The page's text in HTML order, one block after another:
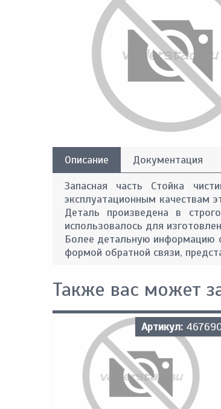
Описание Документация
Запасная часть Стойка
эксплуатационным качествам
Деталь произведена в
использовалось для
Более детальную информацию
формой обратной связи,
Также вас может
Артикул: